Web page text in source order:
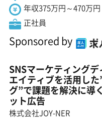
年収375万円～470万円
正社員
Sponsored by
SNSマーケティング
エイティブを活用し
グ”で課題を解決に導
ット広告
株式会社JOY-NER